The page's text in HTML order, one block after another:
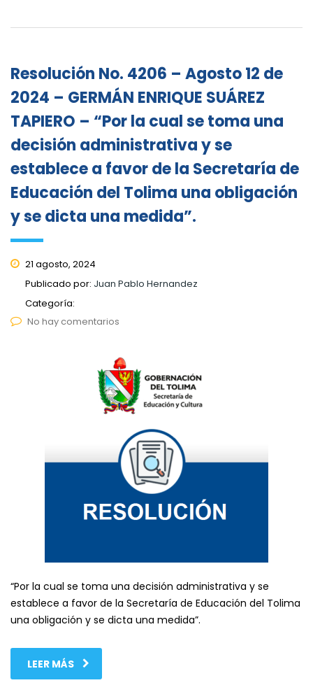
Resolución No. 4206 – Agosto 12 de
2024 – GERMÁN ENRIQUE SUÁREZ
TAPIERO – “Por la cual se toma una
decisión administrativa y se
establece a favor de la Secretaría de
Educación del Tolima una obligación
y se dicta una medida”.
21 agosto, 2024
Publicado por: Juan Pablo Hernandez
Categoría:
No hay comentarios
“Por la cual se toma una decisión administrativa y se
establece a favor de la Secretaría de Educación del Tolima
una obligación y se dicta una medida”.
LEER MÁS